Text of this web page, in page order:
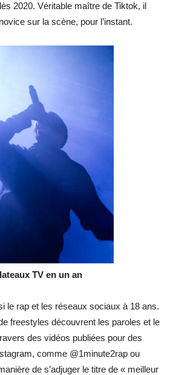
2020. Véritable maître de Tiktok, il
sur la scène, pour l’instant.
TV en un an
le rap et les réseaux sociaux à 18 ans.
freestyles découvrent les paroles et le
des vidéos publiées pour des
comme @1minute2rap ou
de s’adjuger le titre de « meilleur